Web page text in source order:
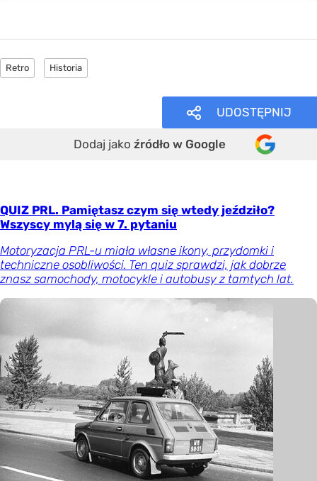
Retro Historia
UDOSTĘPNIJ
Dodaj jako źródło w Google
QUIZ PRL. Pamiętasz czym się wtedy jeździło?
Wszyscy mylą się w 7. pytaniu
Motoryzacja PRL-u miała własne ikony, przydomki i
techniczne osobliwości. Ten quiz sprawdzi, jak dobrze
znasz samochody, motocykle i autobusy z tamtych lat.